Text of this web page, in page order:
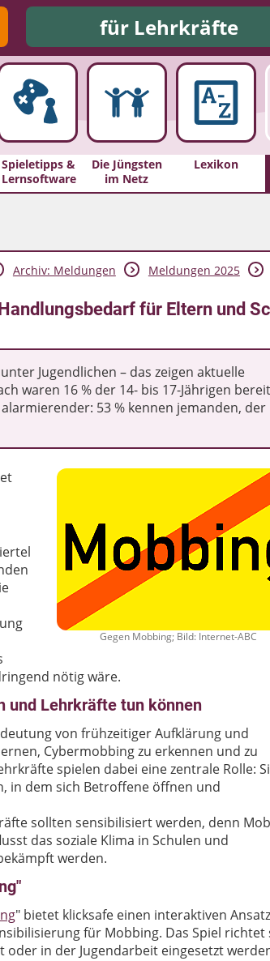
für Lehrkräfte
Spieletipps &
Lernsoftware
Die Jüngsten
im Netz
Lexikon
Archiv: Meldungen Meldungen 2025
für Eltern und
Jugendlichen – das zeigen aktuelle
waren 16 % der 14- bis 17-Jährigen
53 % kennen jemanden, der
Gegen Mobbing; Bild: Internet-ABC
nötig wäre.
und Lehrkräfte tun können
von frühzeitiger Aufklärung und
Cybermobbing zu erkennen und zu
spielen dabei eine zentrale Rolle:
in dem sich Betroffene öffnen und
sollten sensibilisiert werden, denn
das soziale Klima in Schulen und
werden.
" bietet klicksafe einen interaktiven
für Mobbing. Das Spiel richtet
in der Jugendarbeit eingesetzt